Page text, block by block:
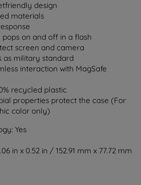
design
materials
on and off in a flash
screen and camera
as military standard
interaction with MagSafe
recycled plastic
properties protect the case (For
color only)
Yes
in x 0.52 in / 152.91 mm x 77.72 mm